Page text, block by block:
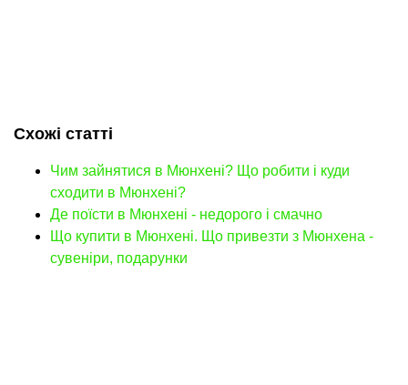
Схожі статті
Чим зайнятися в Мюнхені? Що робити і куди
сходити в Мюнхені?
Де поїсти в Мюнхені - недорого і смачно
Що купити в Мюнхені. Що привезти з Мюнхена -
сувеніри, подарунки